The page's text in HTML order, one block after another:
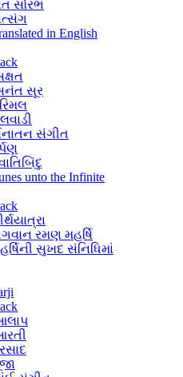
સૌરભ
in English
સૂર
સંગીત
unto the Infinite
રમણ મહર્ષિ
સુખદ સંનિધિમાં